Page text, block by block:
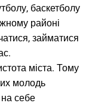
баскетболу
районі
займатися
міста. Тому
молодь
на себе